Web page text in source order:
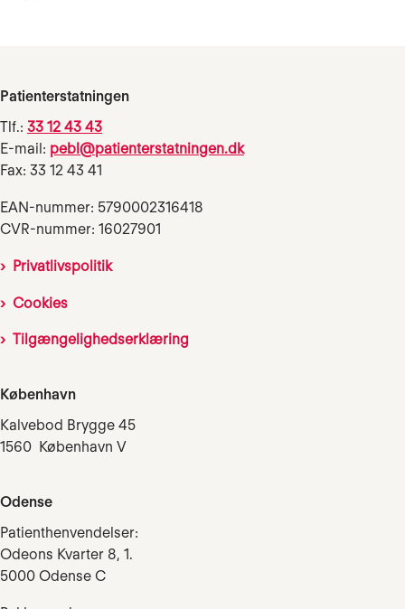
Patienterstatningen
Tlf.: 33 12 43 43
E-mail: pebl@patienterstatningen.dk
Fax: 33 12 43 41
EAN-nummer: 5790002316418
CVR-nummer: 16027901
Privatlivspolitik
Cookies
Tilgængelighedserklæring
København
Kalvebod Brygge 45
1560 København V
Odense
Patienthenvendelser:
Odeons Kvarter 8, 1.
5000 Odense C